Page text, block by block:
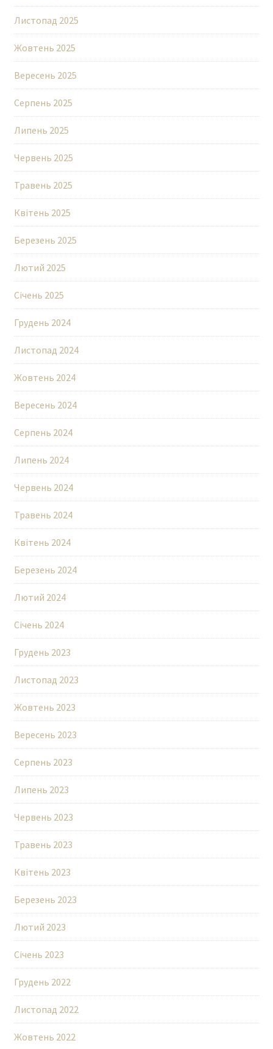
Листопад 2025
Жовтень 2025
Вересень 2025
Серпень 2025
Липень 2025
Червень 2025
Травень 2025
Квітень 2025
Березень 2025
Лютий 2025
Січень 2025
Грудень 2024
Листопад 2024
Жовтень 2024
Вересень 2024
Серпень 2024
Липень 2024
Червень 2024
Травень 2024
Квітень 2024
Березень 2024
Лютий 2024
Січень 2024
Грудень 2023
Листопад 2023
Жовтень 2023
Вересень 2023
Серпень 2023
Липень 2023
Червень 2023
Травень 2023
Квітень 2023
Березень 2023
Лютий 2023
Січень 2023
Грудень 2022
Листопад 2022
Жовтень 2022